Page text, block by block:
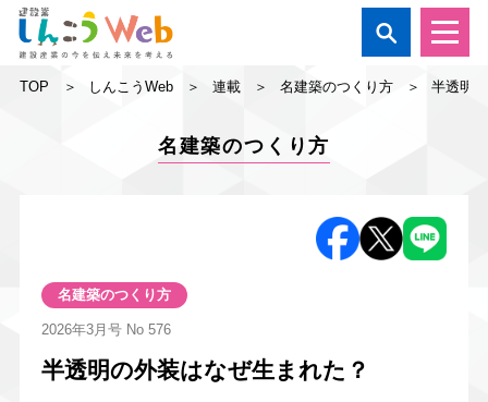

TOP しんこうWeb 連載 名建築のつくり方 半透明
名建築のつくり方
名建築のつくり方
2026年3月号No 576
半透明の外装はなぜ生まれた？